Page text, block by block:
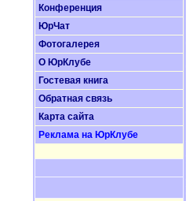
Конференция
ЮрЧат
Фотогалерея
О ЮрКлубе
Гостевая книга
Обратная связь
Карта сайта
Реклама на ЮрКлубе